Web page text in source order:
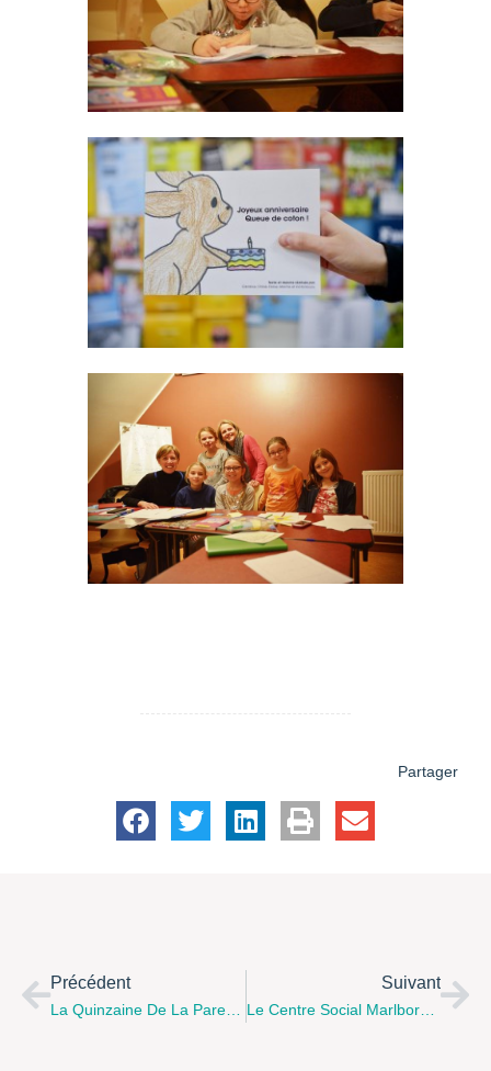
Partager
Précédent Suivant
Le Centre Social Marlborough Vous Présente Ses Actions Familles Du Mois De Janvier 2017